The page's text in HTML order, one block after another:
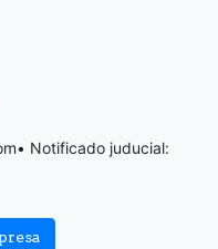
• Notificado juducial: